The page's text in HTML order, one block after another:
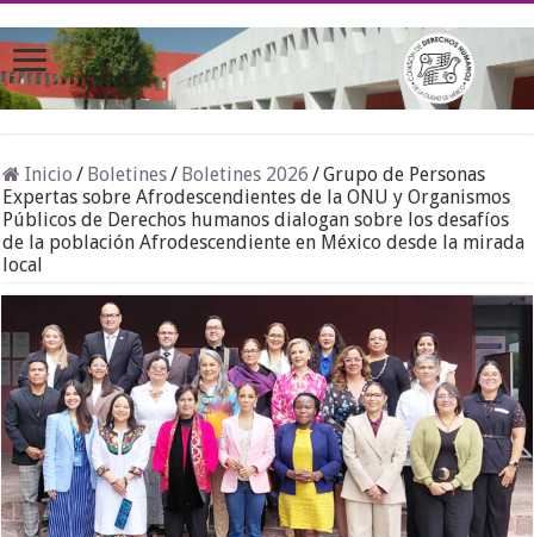
Inicio / Boletines/ Boletines 2026 /Grupo de Personas
Expertas sobre Afrodescendientes de la ONU y Organismos
Públicos de Derechos humanos dialogan sobre los desafíos
de la población Afrodescendiente en México desde la mirada
local